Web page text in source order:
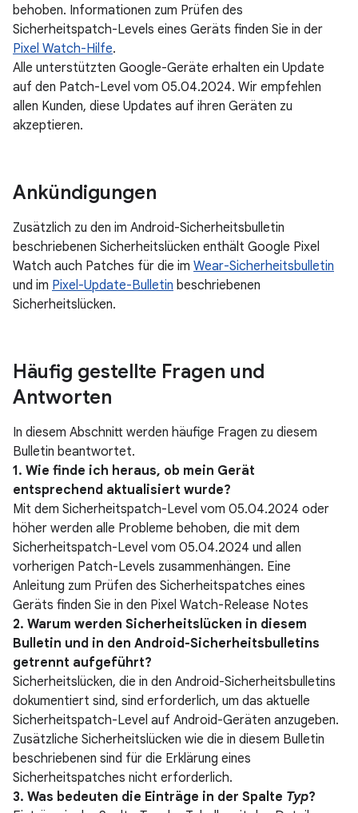
behoben. Informationen zum Prüfen des
Sicherheitspatch-Levels eines Geräts finden Sie in der
Pixel Watch-Hilfe.
Alle unterstützten Google-Geräte erhalten ein Update
auf den Patch-Level vom 05.04.2024. Wir empfehlen
allen Kunden, diese Updates auf ihren Geräten zu
akzeptieren.
Ankündigungen
Zusätzlich zu den im Android-Sicherheitsbulletin
beschriebenen Sicherheitslücken enthält Google Pixel
Watch auch Patches für die im Wear-Sicherheitsbulletin
und im Pixel-Update-Bulletin beschriebenen
Sicherheitslücken.
Häufig gestellte Fragen und
Antworten
In diesem Abschnitt werden häufige Fragen zu diesem
Bulletin beantwortet.
1. Wie finde ich heraus, ob mein Gerät
entsprechend aktualisiert wurde?
Mit dem Sicherheitspatch-Level vom 05.04.2024 oder
höher werden alle Probleme behoben, die mit dem
Sicherheitspatch-Level vom 05.04.2024 und allen
vorherigen Patch-Levels zusammenhängen. Eine
Anleitung zum Prüfen des Sicherheitspatches eines
Geräts finden Sie in den Pixel Watch-Release Notes
2. Warum werden Sicherheitslücken in diesem
Bulletin und in den Android-Sicherheitsbulletins
getrennt aufgeführt?
Sicherheitslücken, die in den Android-Sicherheitsbulletins
dokumentiert sind, sind erforderlich, um das aktuelle
Sicherheitspatch-Level auf Android-Geräten anzugeben.
Zusätzliche Sicherheitslücken wie die in diesem Bulletin
beschriebenen sind für die Erklärung eines
Sicherheitspatches nicht erforderlich.
3. Was bedeuten die Einträge in der Spalte Typ?